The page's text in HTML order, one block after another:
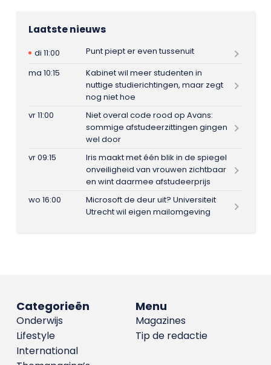
Laatste nieuws
di 11:00
Punt piept er even tussenuit
ma 10:15
Kabinet wil meer studenten in
nuttige studierichtingen, maar zegt
nog niet hoe
vr 11:00
Niet overal code rood op Avans:
sommige afstudeerzittingen gingen
wel door
vr 09:15
Iris maakt met één blik in de spiegel
onveiligheid van vrouwen zichtbaar
en wint daarmee afstudeerprijs
wo 16:00
Microsoft de deur uit? Universiteit
Utrecht wil eigen mailomgeving
Menu
Magazines
Tip de redactie
Categorieën
Onderwijs
Lifestyle
International